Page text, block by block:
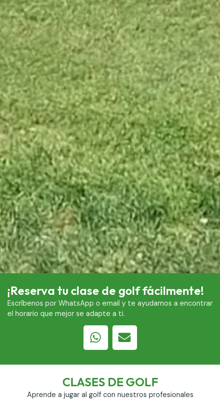
¡Reserva tu clase de golf fácilmente!
Escríbenos por WhatsApp o email y te ayudamos a encontrar
el horario que mejor se adapte a ti.
W
h
a
t
s
a
E
n
v
e
l
o
CLASES DE GOLF
Aprende a jugar al golf con nuestros profesionales